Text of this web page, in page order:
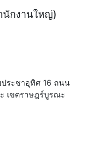
นักงานใหญ่)
ประชาอุทิศ 16 ถนน
เขตราษฎร์บูรณะ